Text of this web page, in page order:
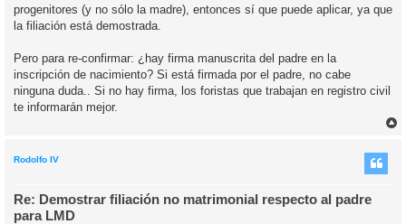
a
j
e
progenitores (y no sólo la madre), entonces sí que puede aplicar, ya que
la filiación está demostrada.
Pero para re-confirmar: ¿hay firma manuscrita del padre en la
inscripción de nacimiento? Si está firmada por el padre, no cabe
ninguna duda.. Si no hay firma, los foristas que trabajan en registro civil
te informarán mejor.
Rodolfo IV
Re: Demostrar filiación no matrimonial respecto al padre
para LMD